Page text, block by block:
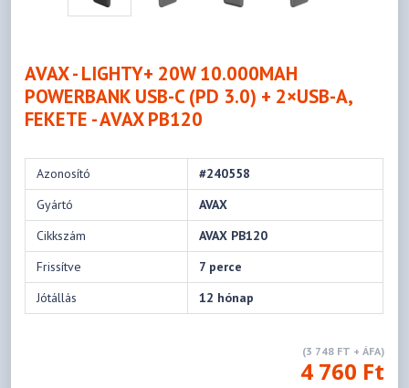
AVAX - LIGHTY+ 20W 10.000MAH
POWERBANK USB-C (PD 3.0) + 2×USB-A,
FEKETE - AVAX PB120
Azonosító
#240558
Gyártó
AVAX
Cikkszám
AVAX PB120
Frissítve
7 perce
Jótállás
12 hónap
(3 748 FT + ÁFA)
4 760 Ft